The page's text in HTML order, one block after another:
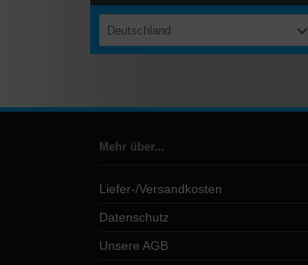
Deutschland
Mehr über...
Liefer-/Versandkosten
Datenschutz
Unsere AGB